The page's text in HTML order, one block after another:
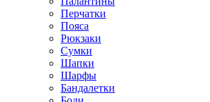
Перчатки
Пояса
Рюкзаки
Сумки
Шапки
Шарфы
Бандалетки